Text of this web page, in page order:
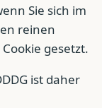
Sie sich im
reinen
gesetzt.
ist daher